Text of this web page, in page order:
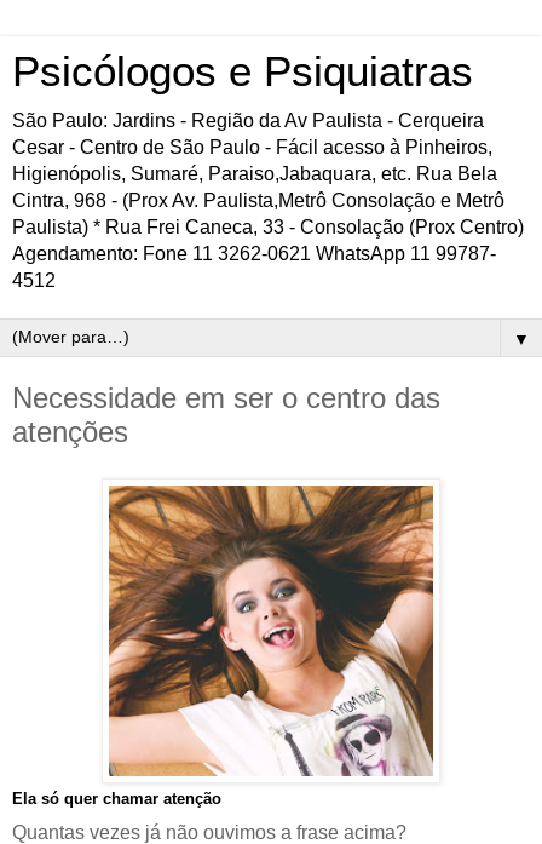
Psicólogos e Psiquiatras
São Paulo: Jardins - Região da Av Paulista - Cerqueira
Cesar - Centro de São Paulo - Fácil acesso à Pinheiros,
Higienópolis, Sumaré, Paraiso,Jabaquara, etc. Rua Bela
Cintra, 968 - (Prox Av. Paulista,Metrô Consolação e Metrô
Paulista) * Rua Frei Caneca, 33 - Consolação (Prox Centro)
Agendamento: Fone 11 3262-0621 WhatsApp 11 99787-
4512
▼
Necessidade em ser o centro das
atenções
Ela só quer chamar atenção
Quantas vezes já não ouvimos a frase acima?